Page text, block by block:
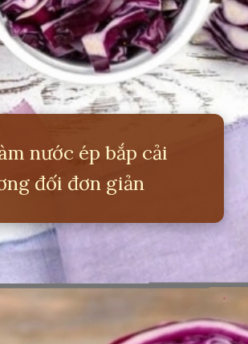
nước ép bắp cải
đối đơn giản
erci.edu.vn/tac-hai-cua-bap-cai-tim